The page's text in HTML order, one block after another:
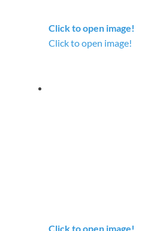
Click to open image!
Click to open image!
Click to open image!